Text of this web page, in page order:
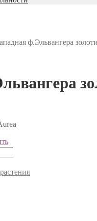
ф.Эльвангера